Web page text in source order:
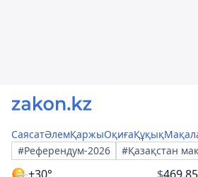
СаясатӘлемҚаржыОқиғаҚұқық
#Референдум-2026
#Қазақстан